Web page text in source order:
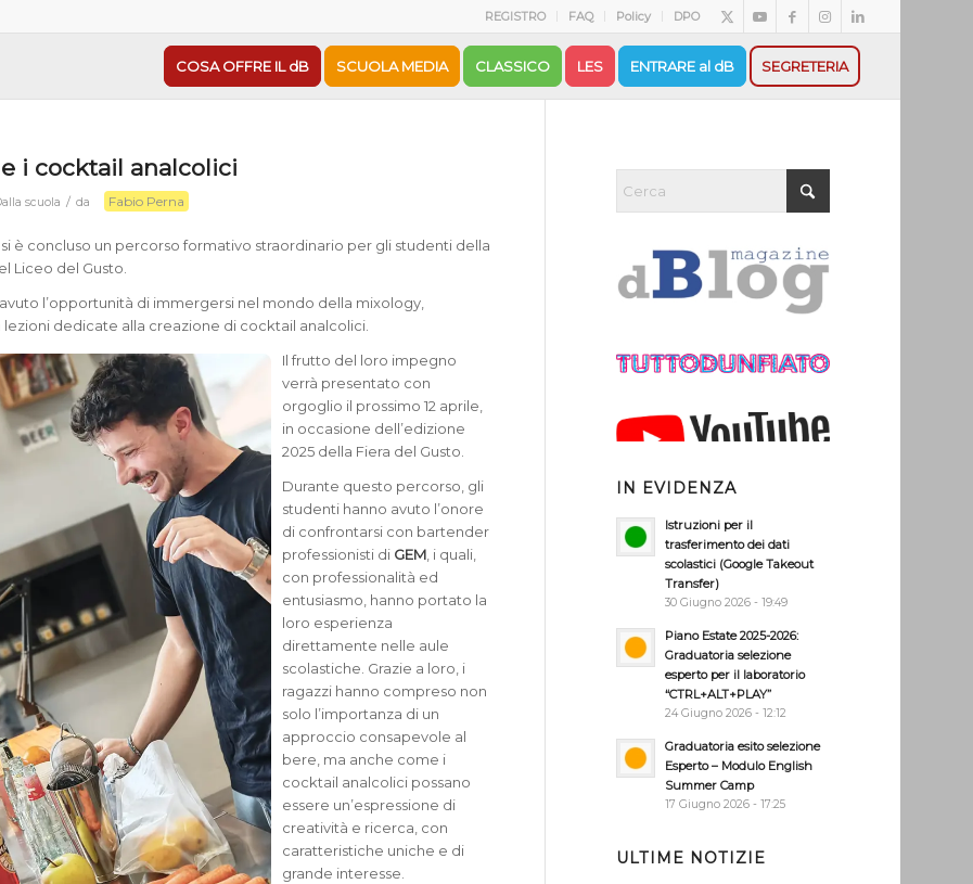
REGISTRO FAQ Policy DPO
COSA OFFRE IL dB SCUOLA MEDIA CLASSICO LES ENTRARE al dB SEGRETERIA
i cocktail analcolici
scuola / da Fabio Perna
si è concluso un percorso formativo straordinario per gli studenti della
Liceo del Gusto.
l’opportunità di immergersi nel mondo della mixology,
dedicate alla creazione di cocktail analcolici.
Il frutto del loro impegno
verrà presentato con
orgoglio il prossimo 12 aprile,
in occasione dell’edizione
2025 della Fiera del Gusto.
Durante questo percorso, gli
studenti hanno avuto l’onore
di confrontarsi con bartender
professionisti di GEM , i quali,
con professionalità ed
entusiasmo, hanno portato la
loro esperienza
direttamente nelle aule
scolastiche. Grazie a loro, i
ragazzi hanno compreso non
solo l’importanza di un
approccio consapevole al
bere, ma anche come i
cocktail analcolici possano
essere un’espressione di
creatività e ricerca, con
caratteristiche uniche e di
grande interesse.
IN EVIDENZA
Istruzioni per il
trasferimento dei dati
scolastici (Google Takeout
Transfer)
30 Giugno 2026 - 19:49
Piano Estate 2025-2026:
Graduatoria selezione
esperto per il laboratorio
“CTRL+ALT+PLAY”
24 Giugno 2026 - 12:12
Graduatoria esito selezione
Esperto – Modulo English
Summer Camp
17 Giugno 2026 - 17:25
ULTIME NOTIZIE